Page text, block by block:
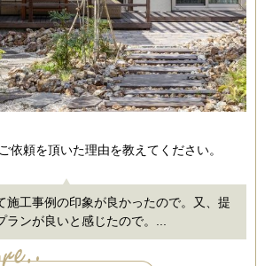
依頼を頂いた理由を教えてください。
施工事例の印象が良かったので。又、提
ンが良いと感じたので。...